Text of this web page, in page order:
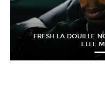
FRESH LA DOUILLE
ELLE